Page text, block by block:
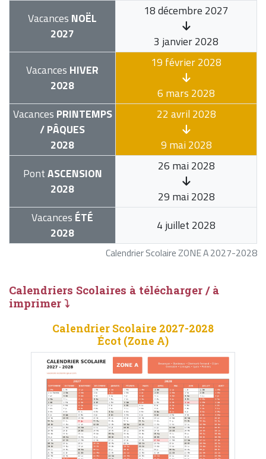
Calendrier Scolaire ZONE A 2027-2028
Vacances NOËL
2027
18 décembre 2027
3 janvier 2028
Vacances HIVER
2028
19 février 2028
6 mars 2028
Vacances PRINTEMPS
/ PÂQUES
2028
22 avril 2028
9 mai 2028
PontASCENSION
2028
26 mai 2028
29 mai 2028
Vacances ÉTÉ
2028
4 juillet 2028
Calendriers Scolaires à télécharger / à
imprimer ⤵
Calendrier Scolaire 2027-2028
Écot (Zone A)